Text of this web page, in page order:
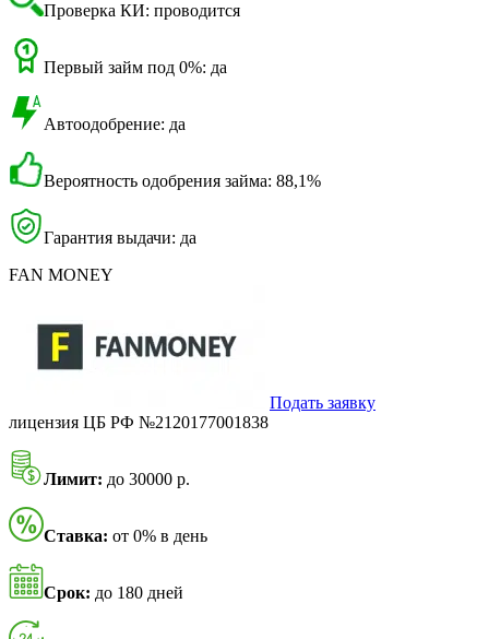
Проверка КИ: проводится
Первый займ под 0%: да
Автоодобрение: да
Вероятность одобрения займа: 88,1%
Гарантия выдачи: да
FAN MONEY
Подать заявку
лицензия ЦБ РФ №2120177001838
Лимит: до 30000 р.
Ставка: от 0% в день
Срок: до 180 дней